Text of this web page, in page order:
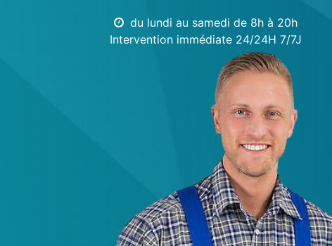
du lundi au samedi de 8h à 20h
Intervention immédiate 24/24H 7/7J